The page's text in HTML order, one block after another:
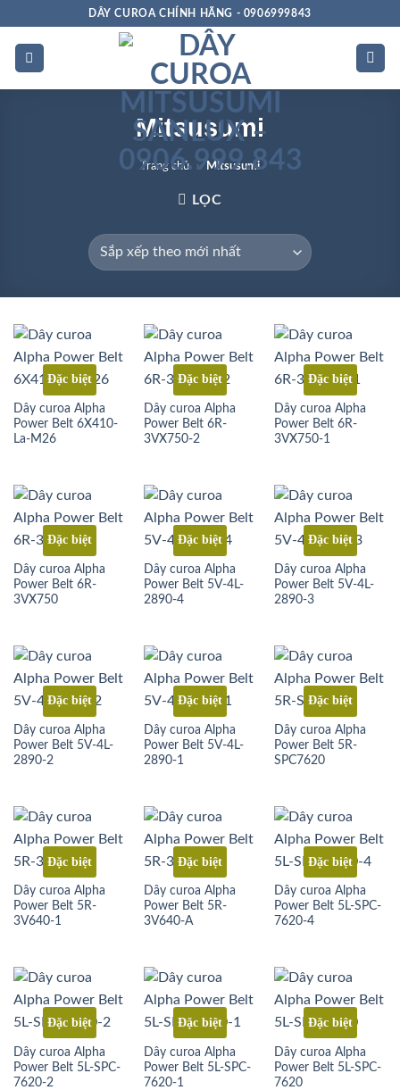
dung
DÂY CUROA CHÍNH HÃNG - 0906999843
Mitsusumi
Trang chủ » Mitsusumi
LỌC
Đặc biệt
Dây curoa Alpha
Power Belt 6X410-
La-M26
Đặc biệt
Dây curoa Alpha
Power Belt 6R-
3VX750-2
Đặc biệt
Dây curoa Alpha
Power Belt 6R-
3VX750-1
Đặc biệt
Dây curoa Alpha
Power Belt 6R-
3VX750
Đặc biệt
Dây curoa Alpha
Power Belt 5V-4L-
2890-4
Đặc biệt
Dây curoa Alpha
Power Belt 5V-4L-
2890-3
Đặc biệt
Dây curoa Alpha
Power Belt 5V-4L-
2890-2
Đặc biệt
Dây curoa Alpha
Power Belt 5V-4L-
2890-1
Đặc biệt
Dây curoa Alpha
Power Belt 5R-
SPC7620
Đặc biệt
Dây curoa Alpha
Power Belt 5R-
3V640-1
Đặc biệt
Dây curoa Alpha
Power Belt 5R-
3V640-A
Đặc biệt
Dây curoa Alpha
Power Belt 5L-SPC-
7620-4
Đặc biệt
Dây curoa Alpha
Power Belt 5L-SPC-
7620-2
Đặc biệt
Dây curoa Alpha
Power Belt 5L-SPC-
7620-1
Đặc biệt
Dây curoa Alpha
Power Belt 5L-SPC-
7620